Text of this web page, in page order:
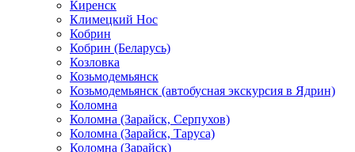
Киренск
Климецкий Нос
Кобрин
Кобрин (Беларусь)
Козловка
Козьмодемьянск
Козьмодемьянск (автобусная экскурсия в Ядрин)
Коломна
Коломна (Зарайск, Серпухов)
Коломна (Зарайск, Таруса)
Коломна (Зарайск)